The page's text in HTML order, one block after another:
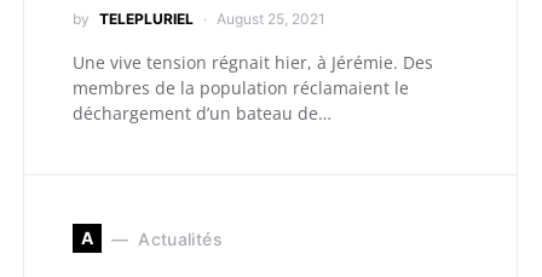
by TELEPLURIEL August 25, 2021
Une vive tension régnait hier, à Jérémie. Des
membres de la population réclamaient le
déchargement d’un bateau de…
A Actualités